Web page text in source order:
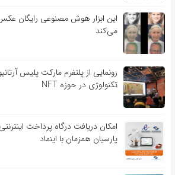
این ابزار هوش مصنوعی رایگان
می‌کند
رونمایی از پلتفرم مارکت پلیس
تکنولوژی در حوزه NFT
امکان دریافت درگاه پرداخت
پارسیان همزمان با اینماد